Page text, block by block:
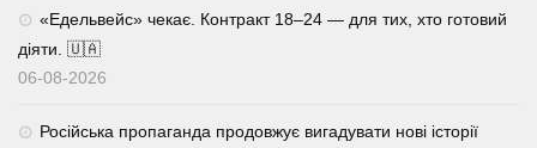
«Едельвейс» чекає. Контракт 18–24 — для тих, хто готовий
діяти. 🇺🇦
06-08-2026
Російська пропаганда продовжує вигадувати нові історії